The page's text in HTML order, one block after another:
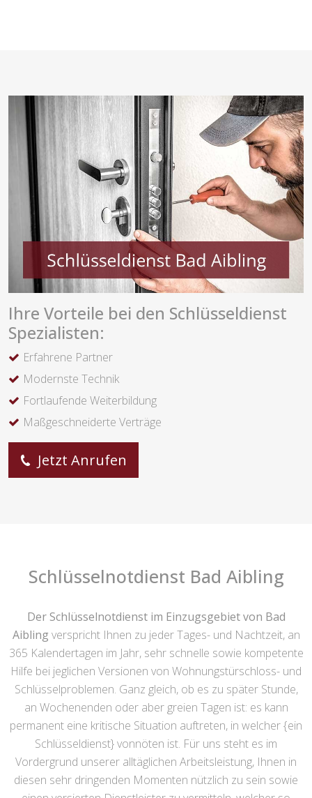
Ihre Vorteile bei den Schlüsseldienst
Spezialisten:
Erfahrene Partner
Modernste Technik
Fortlaufende Weiterbildung
Maßgeschneiderte Verträge
Jetzt Anrufen
Schlüsselnotdienst Bad Aibling
Der Schlüsselnotdienst im Einzugsgebiet von Bad
Aibling verspricht Ihnen zu jeder Tages- und Nachtzeit, an
365 Kalendertagen im Jahr, sehr schnelle sowie kompetente
Hilfe bei jeglichen Versionen von Wohnungstürschloss- und
Schlüsselproblemen. Ganz gleich, ob es zu später Stunde,
an Wochenenden oder aber greien Tagen ist: es kann
permanent eine kritische Situation auftreten, in welcher {ein
Schlüsseldienst} vonnöten ist. Für uns steht es im
Vordergrund unserer alltäglichen Arbeitsleistung, Ihnen in
diesen sehr dringenden Momenten nützlich zu sein sowie